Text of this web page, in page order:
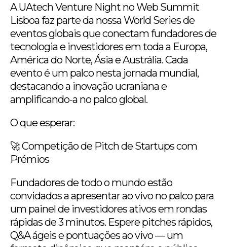
A UAtech Venture Night no Web Summit
Lisboa faz parte da nossa World Series de
eventos globais que conectam fundadores de
tecnologia e investidores em toda a Europa,
América do Norte, Ásia e Austrália. Cada
evento é um palco nesta jornada mundial,
destacando a inovação ucraniana e
amplificando-a no palco global.
O que esperar:
🚀 Competição de Pitch de Startups com
Prémios
Fundadores de todo o mundo estão
convidados a apresentar ao vivo no palco para
um painel de investidores ativos em rondas
rápidas de 3 minutos. Espere pitches rápidos,
Q&A ágeis e pontuações ao vivo — um